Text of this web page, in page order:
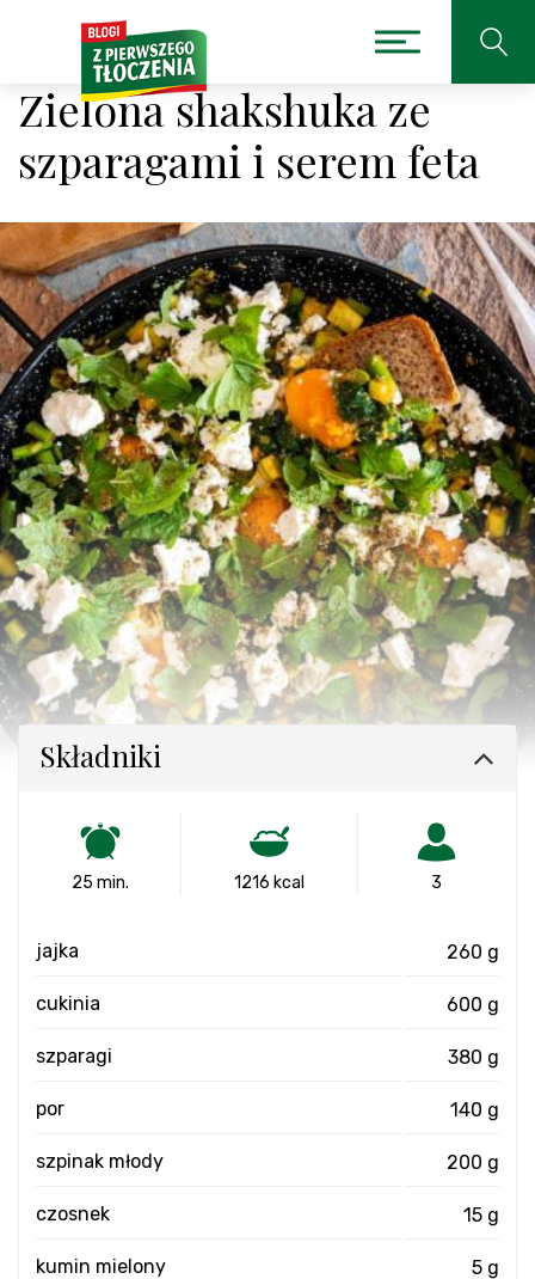
Zielona shakshuka ze
szparagami i serem feta
Składniki
25 min. 1216 kcal 3
jajka 260 g
cukinia 600 g
szparagi 380 g
por 140 g
szpinak młody 200 g
czosnek 15 g
kumin mielony 5 g